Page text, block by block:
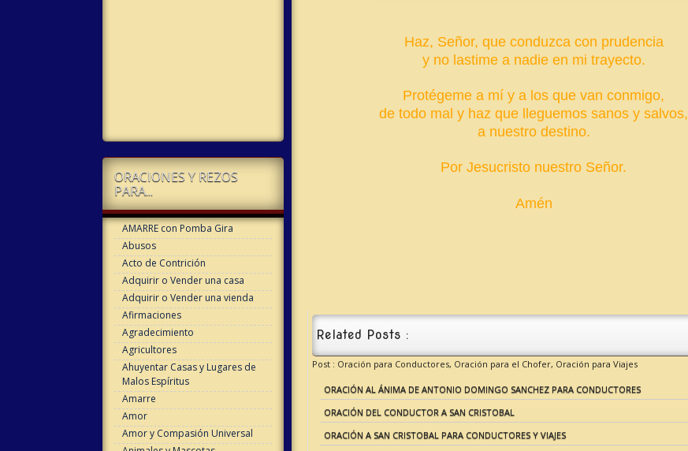
ORACIONES Y REZOS
PARA...
AMARRE con Pomba Gira
Abusos
Acto de Contrición
Adquirir o Vender una casa
Adquirir o Vender una vienda
Afirmaciones
Agradecimiento
Agricultores
Ahuyentar Casas y Lugares de
Malos Espíritus
Amarre
Amor
Amor y Compasión Universal
Haz, Señor, que conduzca con prudencia
y no lastime a nadie en mi trayecto.
Protégeme a mí y a los que van conmigo,
de todo mal y haz que lleguemos sanos y salvos,
a nuestro destino.
Por Jesucristo nuestro Señor.
Amén
Related Posts :
Post : Oración para Conductores, Oración para el Chofer, Oración para Viajes
ORACIÓN AL ÁNIMA DE ANTONIO DOMINGO SANCHEZ PARA CONDUCTORES
ORACIÓN DEL CONDUCTOR A SAN CRISTOBAL
ORACIÓN A SAN CRISTOBAL PARA CONDUCTORES Y VIAJES